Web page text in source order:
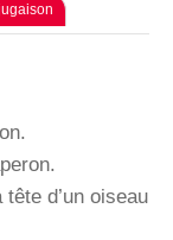
d’un oiseau